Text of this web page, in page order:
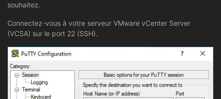
souhaitez.
Connectez-vous à votre serveur VMware vCenter Server
(VCSA) sur le port 22 (SSH).